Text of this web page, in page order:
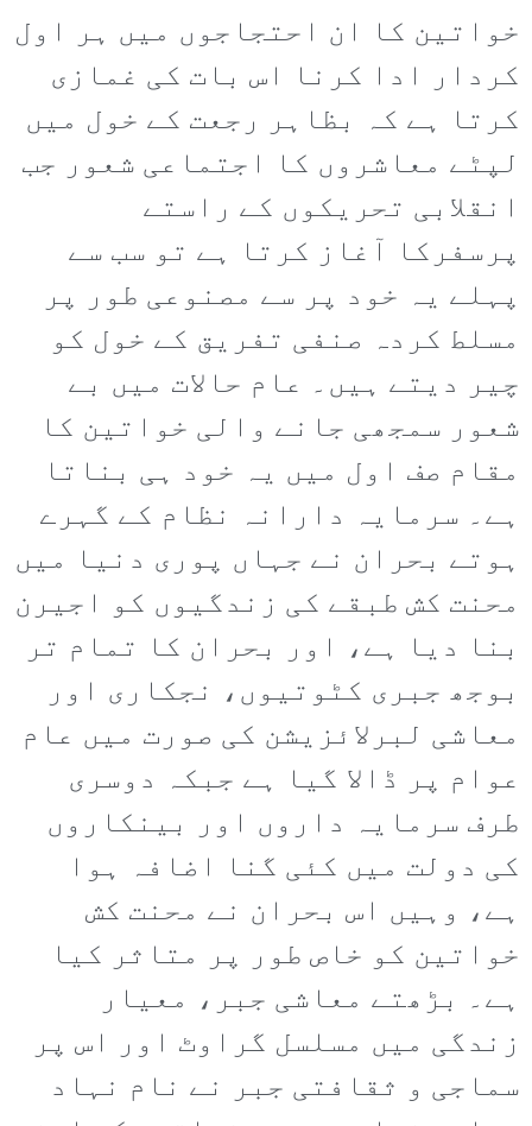
خواتین کا ان احتجاجوں میں ہر اول
کردار ادا کرنا اس بات کی غمازی
کرتا ہے کہ بظاہر رجعت کے خول میں
لپٹے معاشروں کا اجتماعی شعور جب
انقلابی تحریکوں کے راستے
پرسفرکا آغاز کرتا ہے تو سب سے
پہلے یہ خود پر سے مصنوعی طور پر
مسلط کردہ صنفی تفریق کے خول کو
چیر دیتے ہیں۔ عام حالات میں بے
شعور سمجھی جانے والی خواتین کا
مقام صف اول میں یہ خود ہی بناتا
ہے۔ سرمایہ دارانہ نظام کے گہرے
ہوتے بحران نے جہاں پوری دنیا میں
محنت کش طبقے کی زندگیوں کو اجیرن
بنا دیا ہے، اور بحران کا تمام تر
بوجھ جبری کٹوتیوں، نجکاری اور
معاشی لبرلائزیشن کی صورت میں عام
عوام پر ڈالا گیا ہے جبکہ دوسری
طرف سرمایہ داروں اور بینکاروں
کی دولت میں کئی گنا اضافہ ہوا
ہے، وہیں اس بحران نے محنت کش
خواتین کو خاص طور پر متاثر کیا
ہے۔ بڑھتے معاشی جبر، معیار
زندگی میں مسلسل گراوٹ اور اس پر
سماجی و ثقافتی جبر نے نام نہاد